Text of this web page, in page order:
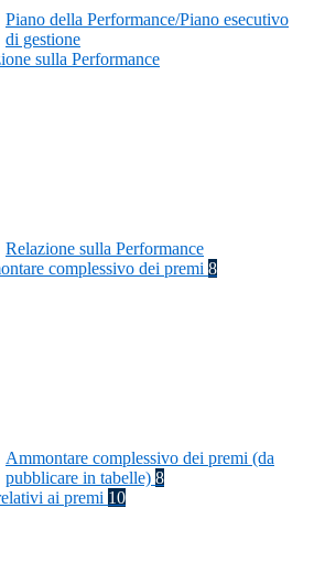
Piano della Performance/Piano esecutivo
di gestione
sulla Performance
Relazione sulla Performance
complessivo dei premi 8
Ammontare complessivo dei premi (da
pubblicare in tabelle) 8
ai premi 10